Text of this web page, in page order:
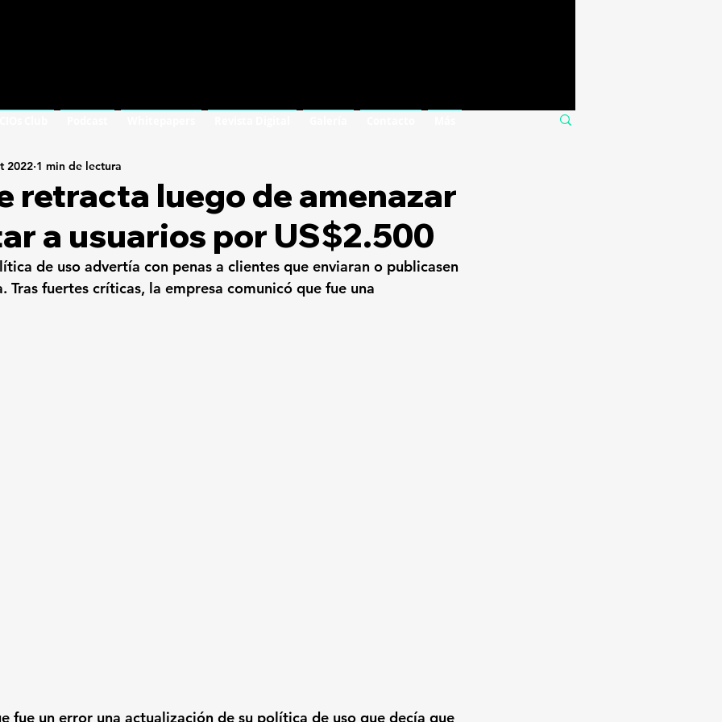
retracta luego de amenazar
a usuarios por US$2.500
2022 1 min de lectura
de uso advertía con penas a clientes que enviaran o publicasen
Tras fuertes críticas, la empresa comunicó que fue una
fue un error una actualización de su política de uso que decía que